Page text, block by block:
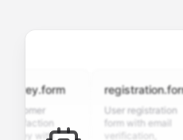
with
registration.form
User registration
form with email
verification,